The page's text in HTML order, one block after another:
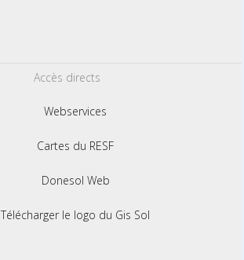
Accès directs
Webservices
Cartes du RESF
Donesol Web
Télécharger le logo du Gis Sol